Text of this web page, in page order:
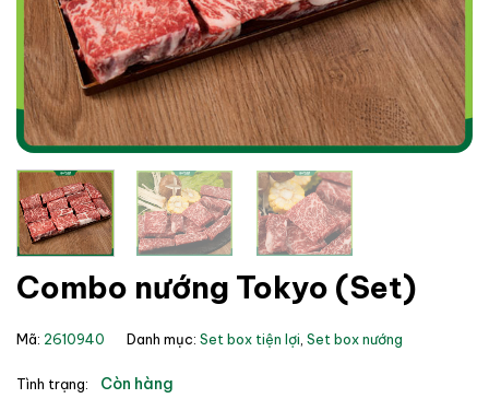
Combo nướng Tokyo (Set)
Mã: 2610940 Danh mục: Set box tiện lợi, Set box nướng
Tình trạng: Còn hàng